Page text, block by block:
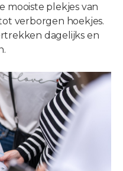
mooiste plekjes van
verborgen hoekjes.
dagelijks en